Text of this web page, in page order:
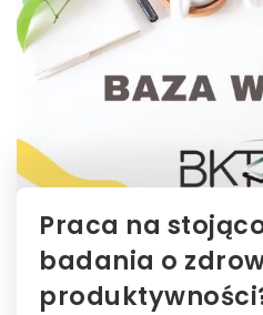
Praca na
badania o